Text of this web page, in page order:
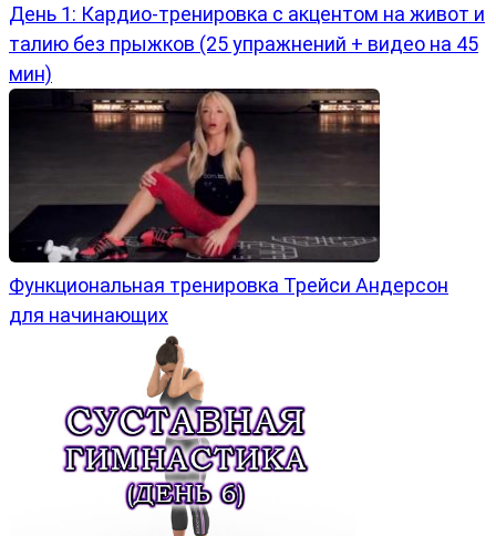
День 1: Кардио-тренировка с акцентом на живот и
талию без прыжков (25 упражнений + видео на 45
мин)
Функциональная тренировка Трейси Андерсон
для начинающих